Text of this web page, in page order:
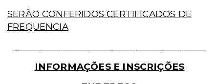
SERÃO CONFERIDOS CERTIFICADOS DE
FREQUENCIA
INFORMAÇÕES E INSCRIÇÕES